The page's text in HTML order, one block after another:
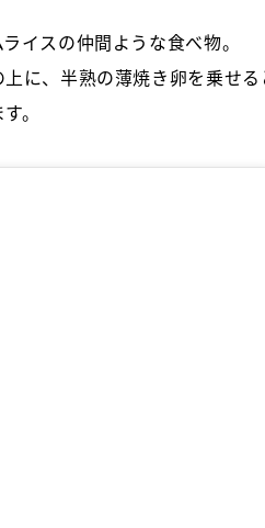
イスの仲間ような食べ物。
に、半熟の薄焼き卵を乗せ
。